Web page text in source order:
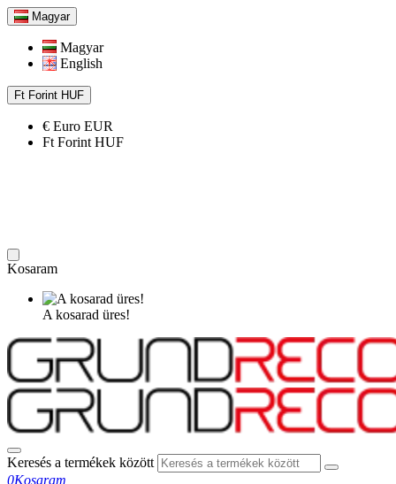
Magyar
Magyar
English
Ft Forint HUF
€ Euro EUR
Ft Forint HUF
Kosaram
A kosarad üres!
Keresés a termékek között
0Kosaram